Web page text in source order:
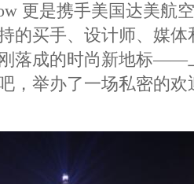
更是携手美国达美航
的买手、设计师、媒体
落成的时尚新地标——
，举办了一场私密的